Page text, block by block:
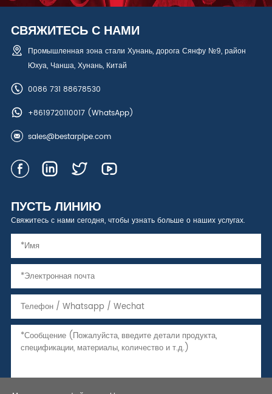
СВЯЖИТЕСЬ С НАМИ
Промышленная зона стали Хунань, дорога Сянфу №9, район
Юхуа, Чанша, Хунань, Китай
0086 731 88678530
+8619720110017(WhatsApp)
sales@bestarpipe.com
ПУСТЬ ЛИНИЮ
Свяжитесь с нами сегодня, чтобы узнать больше о наших услугах.